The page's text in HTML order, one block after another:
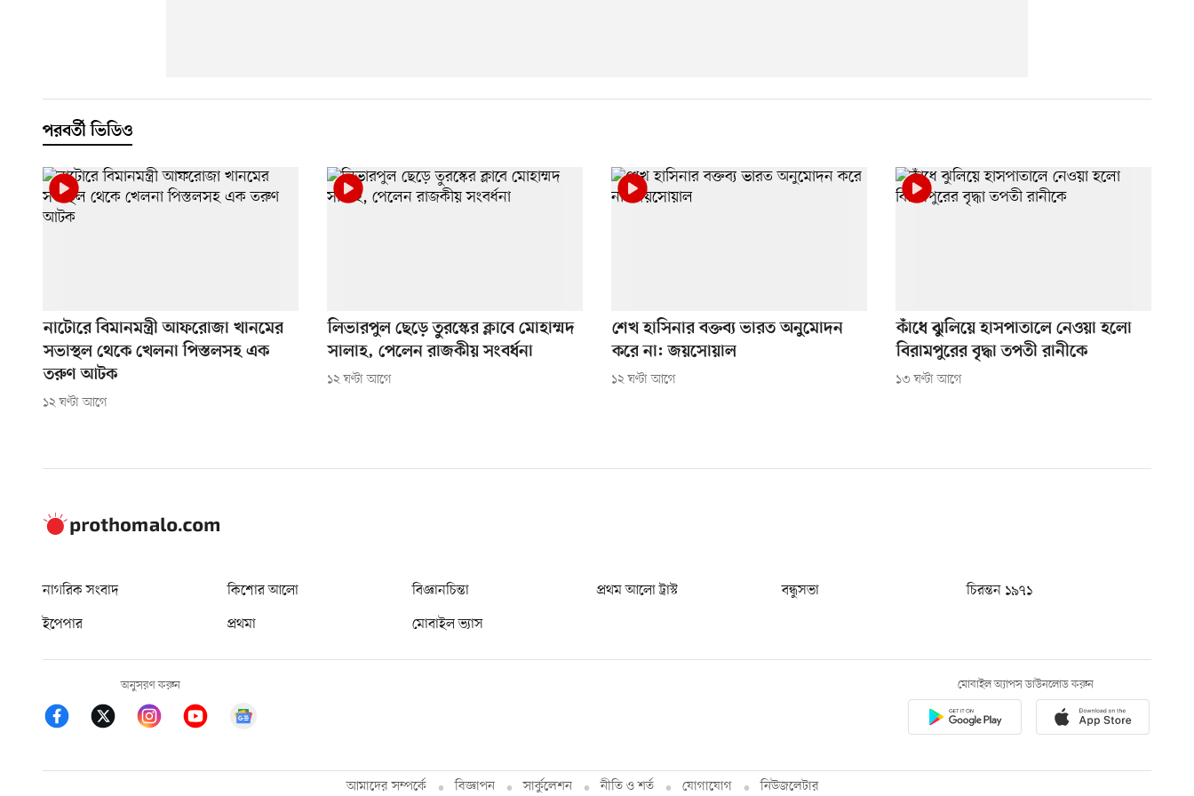
পরবর্তী ভিডিও
নাটোরে বিমানমন্ত্রী আফরোজা খানমের
সভাস্থল থেকে খেলনা পিস্তলসহ এক
তরুণ আটক
১২ ঘণ্টা আগে
লিভারপুল ছেড়ে তুরস্কের ক্লাবে মোহাম্মদ
সালাহ, পেলেন রাজকীয় সংবর্ধনা
১২ ঘণ্টা আগে
শেখ হাসিনার বক্তব্য ভারত অনুমোদন
করে না: জয়সোয়াল
১২ ঘণ্টা আগে
কাঁধে ঝুলিয়ে হাসপাতালে নেওয়া হলো
বিরামপুরের বৃদ্ধা তপতী রানীকে
১৩ ঘণ্টা আগে
নাগরিক সংবাদ কিশোর আলো বিজ্ঞানচিন্তা প্রথম আলো ট্রাস্ট বন্ধুসভা
চিরন্তন ১৯৭১
ইপেপার
প্রথমা মোবাইল ভ্যাস
অনুসরণ করুন মোবাইল অ্যাপস ডাউনলোড করুন
আমাদের সম্পর্কে বিজ্ঞাপন সার্কুলেশন নীতি ও শর্ত যোগাযোগ নিউজলেটার